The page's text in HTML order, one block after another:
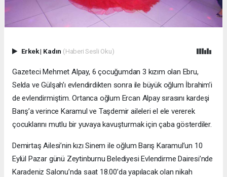
Erkek| Kadın (Haberi Sesli Oku)
Gazeteci Mehmet Alpay, 6 çocuğumdan 3 kızım olan Ebru,
Selda ve Gülşah’ı evlendirdikten sonra ile büyük oğlum İbrahim’i
de evlendirmiştim. Ortanca oğlum Ercan Alpay sırasını kardeşi
Barış’a verince Karamul ve Taşdemir aileleri el ele vererek
çocuklarını mutlu bir yuvaya kavuşturmak için çaba gösterdiler.
Demirtaş Ailesi’nin kızı Sinem ile oğlum Barış Karamul’un 10
Eylül Pazar günü Zeytinburnu Belediyesi Evlendirme Dairesi’nde
Karadeniz Salonu’nda saat 18.00’da yapılacak olan nikah